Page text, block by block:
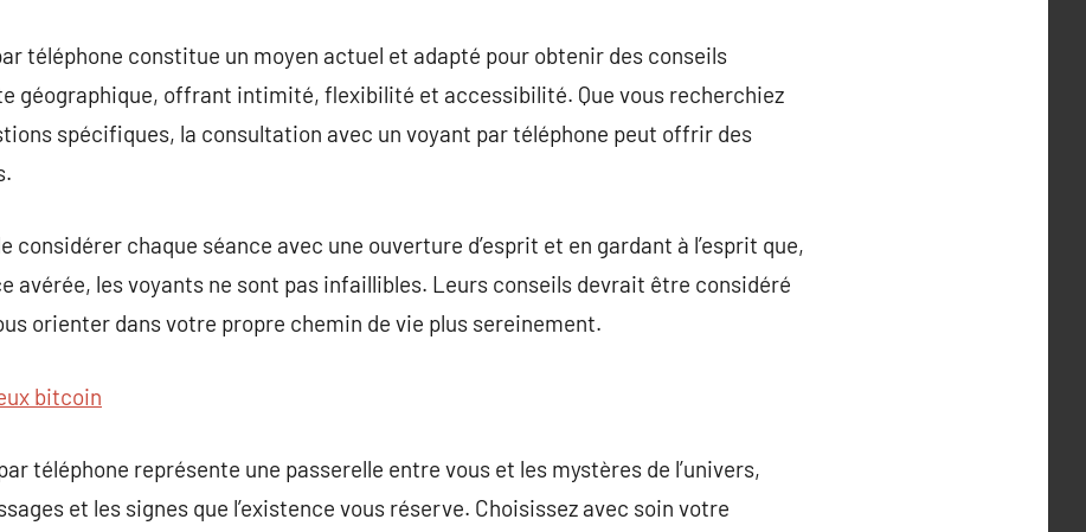
téléphone constitue un moyen actuel et adapté pour obtenir des conseils
géographique, offrant intimité, flexibilité et accessibilité. Que vous recherchiez
spécifiques, la consultation avec un voyant par téléphone peut offrir des
considérer chaque séance avec une ouverture d’esprit et en gardant à l’esprit que,
avérée, les voyants ne sont pas infaillibles. Leurs conseils devrait être considéré
orienter dans votre propre chemin de vie plus sereinement.
bitcoin
téléphone représente une passerelle entre vous et les mystères de l’univers,
et les signes que l’existence vous réserve. Choisissez avec soin votre